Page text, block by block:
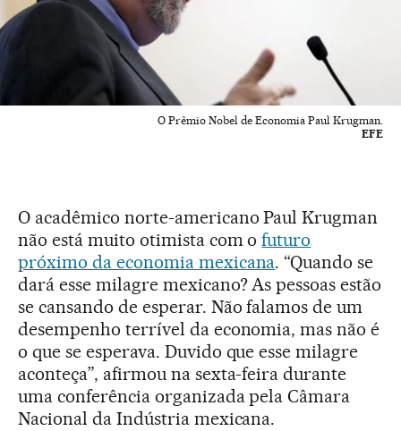
O Prêmio Nobel de Economia Paul Krugman.
EFE
O acadêmico norte-americano Paul Krugman
não está muito otimista com ofuturo
próximo da economia mexicana. “Quando se
dará esse milagre mexicano? As pessoas estão
se cansando de esperar. Não falamos de um
desempenho terrível da economia, mas não é
o que se esperava. Duvido que esse milagre
aconteça”, afirmou na sexta-feira durante
uma conferência organizada pela Câmara
Nacional da Indústria mexicana.